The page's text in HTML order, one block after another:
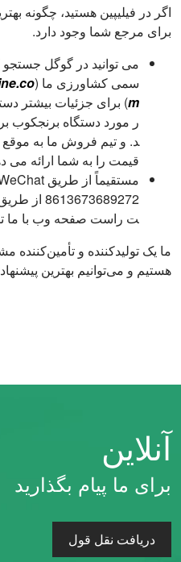
اگر در فیلیپین هستید، چگونه
برای مرجع شما وجود دارد.
می توانید در گوگل
سمی کشاورزی ما (
m) برای جزئیات بیشتر
ر مورد دستگاه برنجکوب
د. و تیم فروش ما به موقع
قیمت را به شما ارائه می
ت راست صفحه وب با ما
ما یک تولیدکننده و
هستیم و می‌توانیم بهترین
آنلاین
برای ما پیام بگذارید
دریافت نقل قول